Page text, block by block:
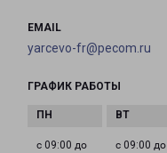
EMAIL
yarcevo-fr@pecom.ru
ГРАФИК РАБОТЫ
с 09:00 до
с 09:00 до